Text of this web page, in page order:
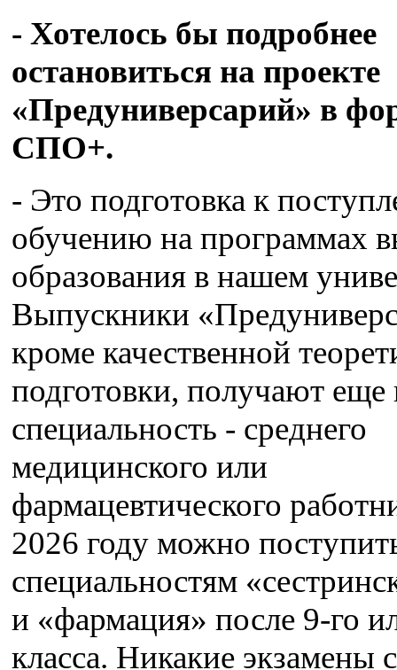
- Хотелось бы подробнее
остановиться на проекте
«Предуниверсарий» в
СПО+.
- Это подготовка к
обучению на программах
образования в нашем
Выпускники
кроме качественной
подготовки, получают еще
специальность - среднего
медицинского или
фармацевтического
2026 году можно
специальностям
и «фармация» после 9-го
класса. Никакие экзамены